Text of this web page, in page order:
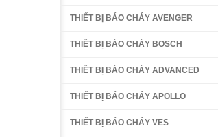
THIẾT BỊ BÁO CHÁY AVENGER
THIẾT BỊ BÁO CHÁY BOSCH
THIẾT BỊ BÁO CHÁY ADVANCED
THIẾT BỊ BÁO CHÁY APOLLO
THIẾT BỊ BÁO CHÁY VES